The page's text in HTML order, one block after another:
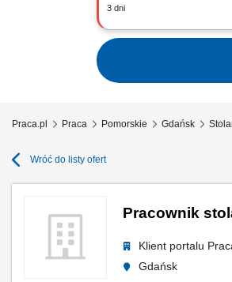
3 dni
Praca.pl Praca Pomorskie Gdańsk
Wróć do listy ofert
Pracownik
Klient portalu
Gdańsk